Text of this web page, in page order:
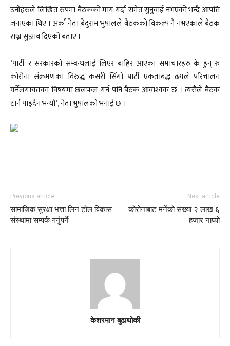
उनीहरुले लिखित रुपमा बैठकको माग गर्दा समेत सुनुवाई नभएको भन्दै आपत्ति
जनाएका थिए । अर्का नेता बेदुराम भुषालले बैठकको विकल्प नै नभएकाले बैठक
राख्न सुझाव दिएको बताए ।
‘पार्टी र सरकारको सम्बन्धलाई लिएर बाहिर आएका समाचारहरु के हुन् रु
कोरोना संक्रमणका विरुद्ध कसरी सिंगो पार्टी एकताबद्ध ढंगले परिचालन
गर्नेलगायतका विषयमा छलफल गर्न पनि बैठक आवाश्यक छ । त्यसैले बैठक
टार्न पाइदैन भन्यौ’, नेता भुषालको भनाई छ ।
Previous article
सामाजिक सुरक्षा भत्ता लिन टोल विकास
संस्थामा सम्पर्क गर्नुपर्ने
Next article
कोरोनाबाट मर्नेको संख्या २ लाख ६
हजार नाघ्यो
केशरमान बुढाथोकी